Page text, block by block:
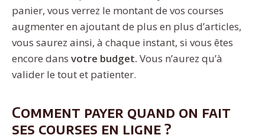
panier, vous verrez le montant de vos courses
augmenter en ajoutant de plus en plus d’articles,
vous saurez ainsi, à chaque instant, si vous êtes
encore dans votre budget. Vous n’aurez qu’à
valider le tout et patienter.
Comment payer quand on fait
ses courses en ligne ?